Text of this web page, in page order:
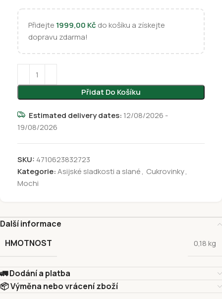
Přidejte 1999,00 Kč do košíku a získejte
dopravu zdarma!
Přidat Do Košíku
Estimated delivery dates: 12/08/2026 -
19/08/2026
SKU: 4710623832723
Kategorie:Asijské sladkosti a slané, Cukrovinky,
Mochi
Další informace
HMOTNOST
0,18 kg
🚛 Dodání a platba
📦 Výměna nebo vrácení zboží